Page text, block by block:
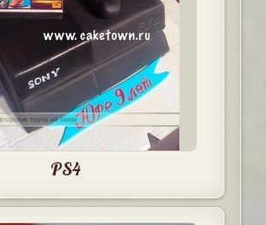
PS4